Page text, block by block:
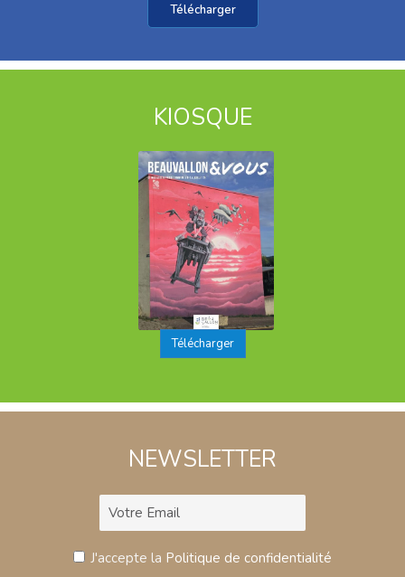
Télécharger
KIOSQUE
Télécharger
NEWSLETTER
J'accepte la Politique de confidentialité